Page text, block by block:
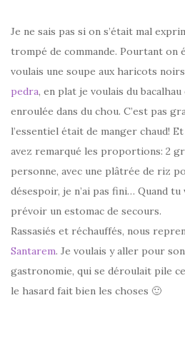
Je ne sais pas si on s’était mal
trompé de commande. Pourtant on
voulais une soupe aux haricots
pedra, en plat je voulais du bacalhau
enroulée dans du chou. C’est pas
l’essentiel était de manger chaud!
avez remarqué les proportions: 2
personne, avec une plâtrée de riz
désespoir, je n’ai pas fini… Quand
prévoir un estomac de secours.
Rassasiés et réchauffés, nous
Santarem. Je voulais y aller pour
gastronomie, qui se déroulait pile
le hasard fait bien les choses 🙂